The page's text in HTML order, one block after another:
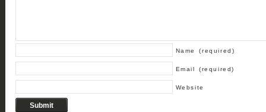
Name (required)
Email (required)
Website